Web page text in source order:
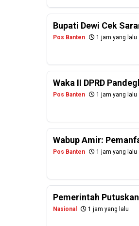
Bupati Dewi Cek
Pos Banten 1 jam yang lalu
Waka II DPRD
Pos Banten 1 jam yang lalu
Wabup Amir:
Pos Banten 1 jam yang lalu
Pemerintah
Nasional 1 jam yang lalu